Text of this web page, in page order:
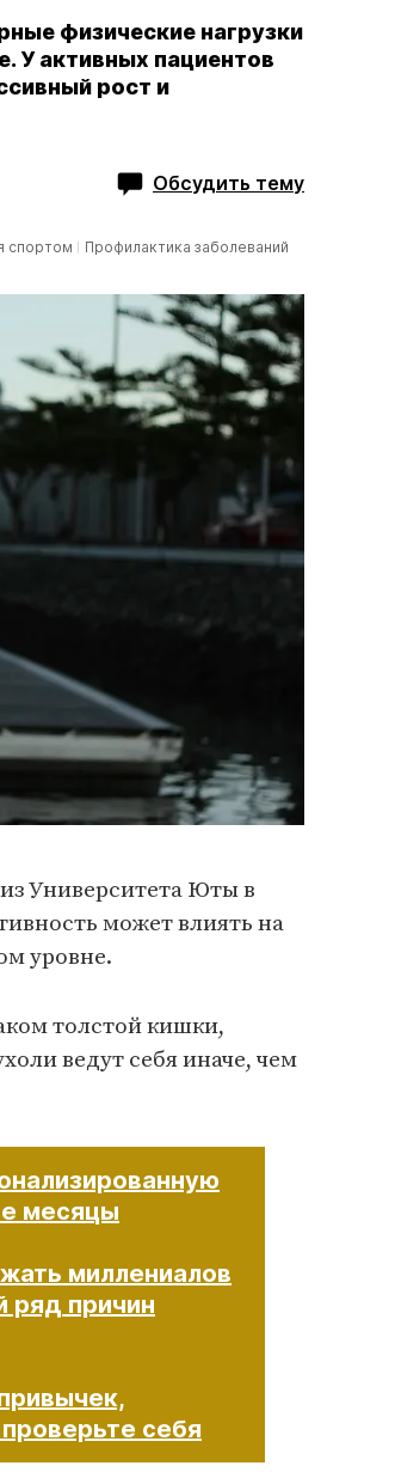
физические нагрузки
У активных пациентов
рост и
Обсудить тему
спортом Профилактика заболеваний
из Университета Юты в
может влиять на
уровне.
толстой кишки,
ведут себя иначе, чем
месяцы
миллениалов
ряд причин
себя​​​​​​​